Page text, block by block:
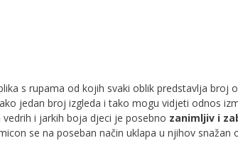
s rupama od kojih svaki oblik predstavlja broj
jedan broj izgleda i tako mogu vidjeti odnos
i jarkih boja djeci je posebno zanimljiv i
se na poseban način uklapa u njihov snažan